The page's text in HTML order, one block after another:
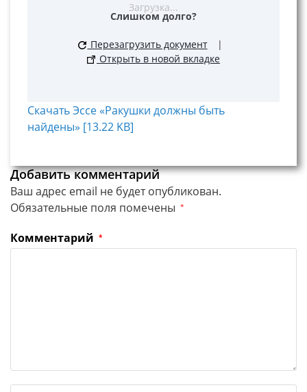
Загрузка...
Слишком долго?
Перезагрузить документ
|
Открыть в новой вкладке
Скачать Эссе «Ракушки должны быть
найдены» [13.22 KB]
Добавить комментарий
Ваш адрес email не будет опубликован.
Обязательные поля помечены *
Комментарий *